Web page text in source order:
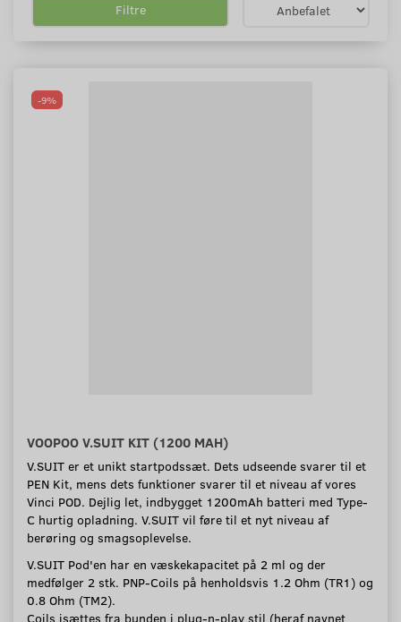
Filtre
-9%
VOOPOO V.SUIT KIT (1200 MAH)
V.SUIT er et unikt startpodssæt. Dets udseende svarer til et
PEN Kit, mens dets funktioner svarer til et niveau af vores
Vinci POD. Dejlig let, indbygget 1200mAh batteri med Type-
C hurtig opladning. V.SUIT vil føre til et nyt niveau af
berøring og smagsoplevelse.
V.SUIT Pod'en har en væskekapacitet på 2 ml og der
medfølger 2 stk. PNP-Coils på henholdsvis 1.2 Ohm (TR1) og
0.8 Ohm (TM2).
Coils isættes fra bunden i plug-n-play stil (heraf navnet